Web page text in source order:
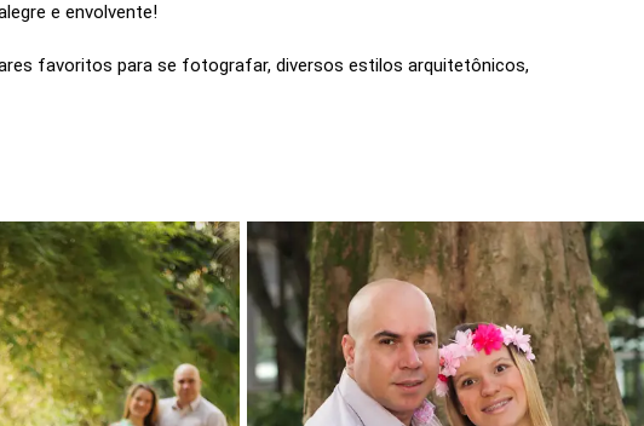
e envolvente!
favoritos para se fotografar, diversos estilos arquitetônicos,